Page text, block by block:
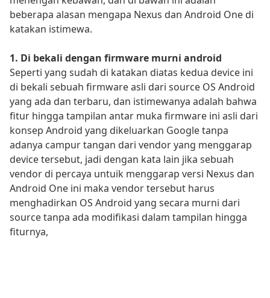
beberapa alasan mengapa Nexus dan Android One di
katakan istimewa.
1. Di bekali dengan firmware murni android
Seperti yang sudah di katakan diatas kedua device ini
di bekali sebuah firmware asli dari source OS Android
yang ada dan terbaru, dan istimewanya adalah bahwa
fitur hingga tampilan antar muka firmware ini asli dari
konsep Android yang dikeluarkan Google tanpa
adanya campur tangan dari vendor yang menggarap
device tersebut, jadi dengan kata lain jika sebuah
vendor di percaya untuik menggarap versi Nexus dan
Android One ini maka vendor tersebut harus
menghadirkan OS Android yang secara murni dari
source tanpa ada modifikasi dalam tampilan hingga
fiturnya,